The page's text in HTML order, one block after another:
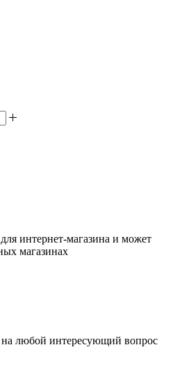
интернет-магазина и может
магазинах
любой интересующий вопрос